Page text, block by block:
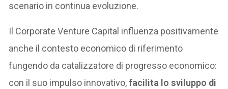
scenario in continua evoluzione.
Il Corporate Venture Capital influenza positivamente
anche il contesto economico di riferimento
fungendo da catalizzatore di progresso economico:
con il suo impulso innovativo,facilita lo sviluppo di